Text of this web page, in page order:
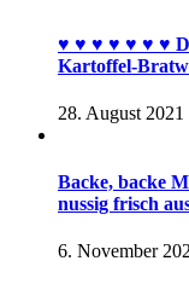
♥︎ ♥︎ ♥︎ ♥︎ ♥︎ ♥︎ ♥︎
Kartoffel-
28. August 2021
Backe, backe
nussig frisch
6. November